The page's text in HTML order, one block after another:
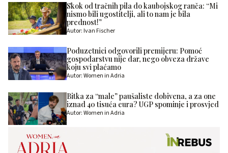
Skok od tračnih pila do kaubojskog ranča: “Mi
nismo bili ugostitelji, ali to nam je bila
prednost!”
Autor: Ivan Fischer
Poduzetnici odgovorili premijeru: Pomoć
gospodarstvu nije dar, nego obveza države
koju svi plaćamo
Autor: Women in Adria
Bitka za “male” paušaliste dobivena, a za one
iznad 40 tisuća eura? UGP spominje i prosvjed
Autor: Women in Adria